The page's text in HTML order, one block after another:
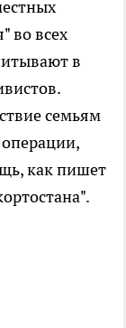
во всех
в
семьям
как пишет